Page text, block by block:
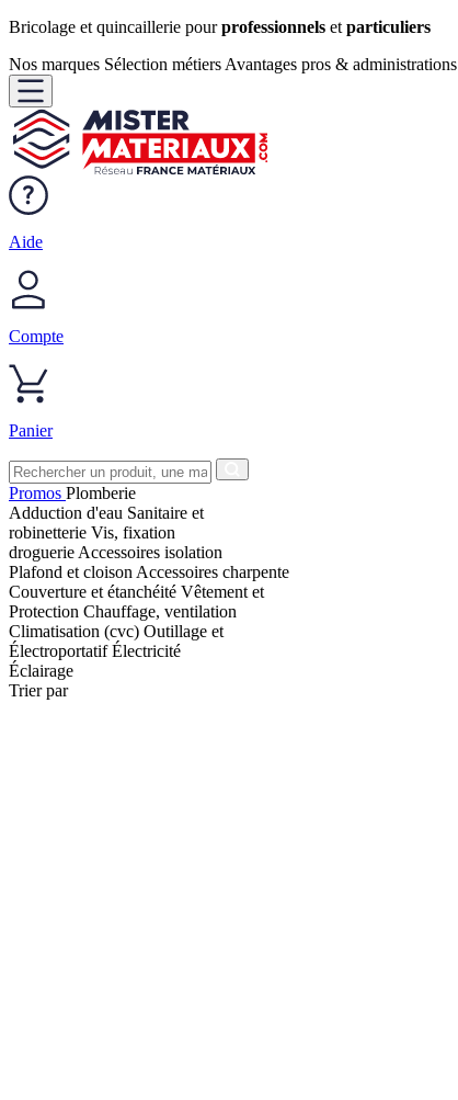
Bricolage et quincaillerie pourprofessionnels et particuliers
Nos marques Sélection métiers Avantages pros & administrations
Aide
Compte
Panier
Promos Plomberie
Adduction d'eau Sanitaire et
robinetterie Vis, fixation
droguerie Accessoires isolation
Plafond et cloison Accessoires charpente
Couverture et étanchéité Vêtement et
Protection Chauffage, ventilation
Climatisation (cvc) Outillage et
ÉlectroportatifÉlectricité
Éclairage
Trier par